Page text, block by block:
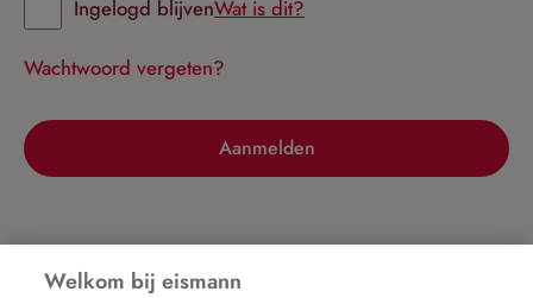
Ingelogd blijvenWat is dit?
Wachtwoord vergeten?
Aanmelden
Nog geen account?
Welkom bij eismann